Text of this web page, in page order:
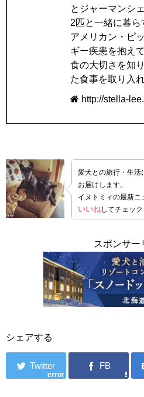
とジャーマンシ
2匹と一緒に暮ら
アメリカン・ピ
ギー疾患を抱え
食の大切さを知
た食事を取り入
http://stella-
愛犬との旅行・生活
お届けします。
イヌトミィの最新ニ
いいねしてチェック
スポンサー
シェアする
error